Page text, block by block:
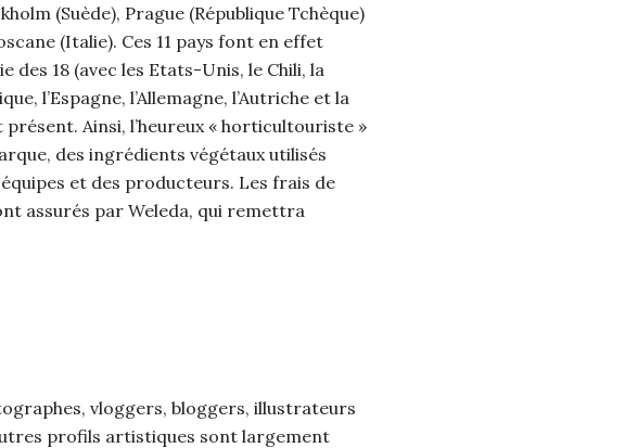
(Suède), Prague (République Tchèque)
(Italie). Ces 11 pays font en effet
des 18 (avec les Etats-Unis, le Chili, la
l’Espagne, l’Allemagne, l’Autriche et la
Ainsi, l’heureux « horticultouriste »
des ingrédients végétaux utilisés
et des producteurs. Les frais de
assurés par Weleda, qui remettra
vloggers, bloggers, illustrateurs
profils artistiques sont largement